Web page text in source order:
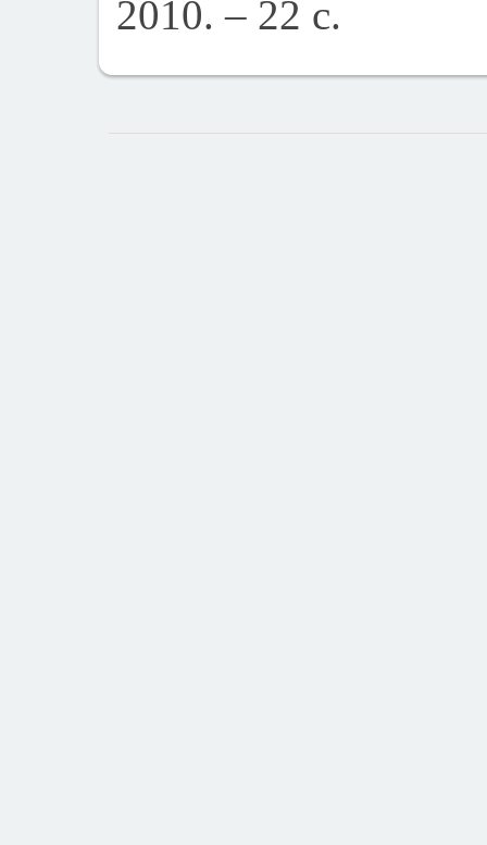
2010. – 22 с.